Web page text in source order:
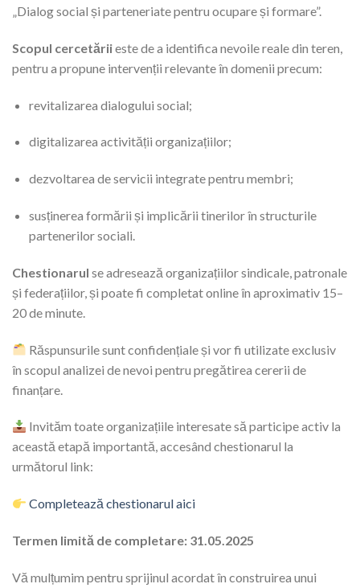
„Dialog social și parteneriate pentru ocupare și formare”.
Scopul cercetăriieste de a identifica nevoile reale din teren,
pentru a propune intervenții relevante în domenii precum:
revitalizarea dialogului social;
digitalizarea activității organizațiilor;
dezvoltarea de servicii integrate pentru membri;
susținerea formării și implicării tinerilor în structurile
partenerilor sociali.
Chestionarul se adresează organizațiilor sindicale, patronale
și federațiilor, și poate fi completat online în aproximativ 15–
20 de minute.
Răspunsurile sunt confidențiale și vor fi utilizate exclusiv
în scopul analizei de nevoi pentru pregătirea cererii de
finanțare.
Invităm toate organizațiile interesate să participe activ la
această etapă importantă, accesând chestionarul la
următorul link:
Completează chestionarul aici
Termen limită de completare: 31.05.2025
Vă mulțumim pentru sprijinul acordat în construirea unui